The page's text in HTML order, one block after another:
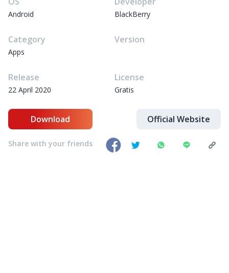
Android BlackBerry
Category
Apps
Version
Release
22 April 2020
License
Gratis
Download Official Website
Share with your friends